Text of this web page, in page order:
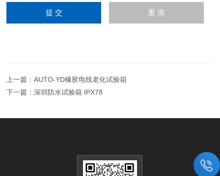
上一篇：AUTO-YD橡胶电线老化试验箱
下一篇：深圳防水试验箱 IPX78